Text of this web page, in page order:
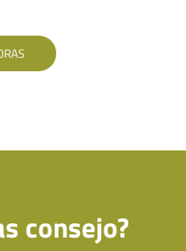
consejo?